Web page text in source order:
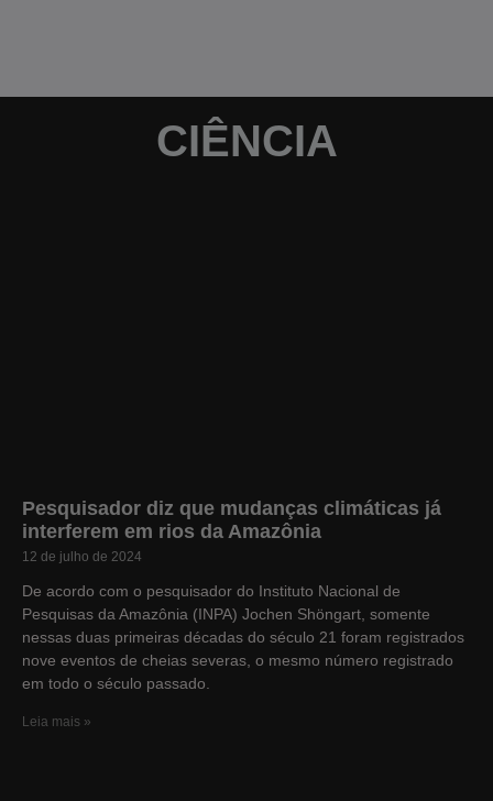
CIÊNCIA
Pesquisador diz que mudanças climáticas já
interferem em rios da Amazônia
12 de julho de 2024
De acordo com o pesquisador do Instituto Nacional de
Pesquisas da Amazônia (INPA) Jochen Shöngart, somente
nessas duas primeiras décadas do século 21 foram registrados
nove eventos de cheias severas, o mesmo número registrado
em todo o século passado.
Leia mais »